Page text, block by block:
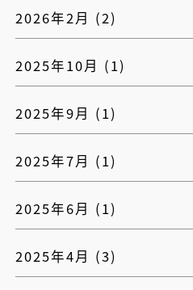
2026年2月 (2)
2025年10月 (1)
2025年9月 (1)
2025年7月 (1)
2025年6月 (1)
2025年4月 (3)